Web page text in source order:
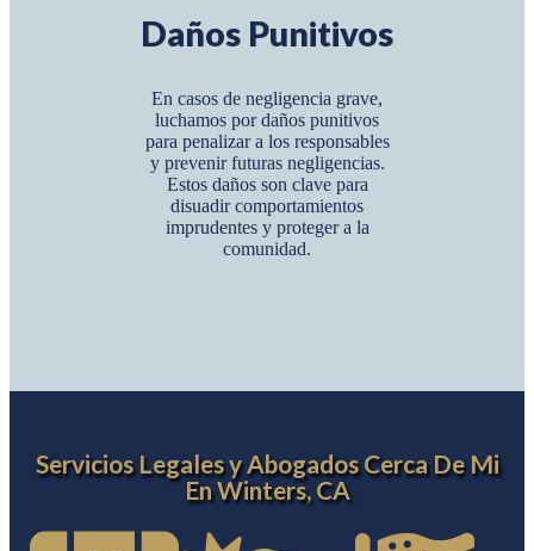
Daños Punitivos
En casos de negligencia grave,
luchamos por daños punitivos
para penalizar a los responsables
y prevenir futuras negligencias.
Estos daños son clave para
disuadir comportamientos
imprudentes y proteger a la
comunidad.
Servicios Legales y Abogados Cerca De Mi
En Winters, CA